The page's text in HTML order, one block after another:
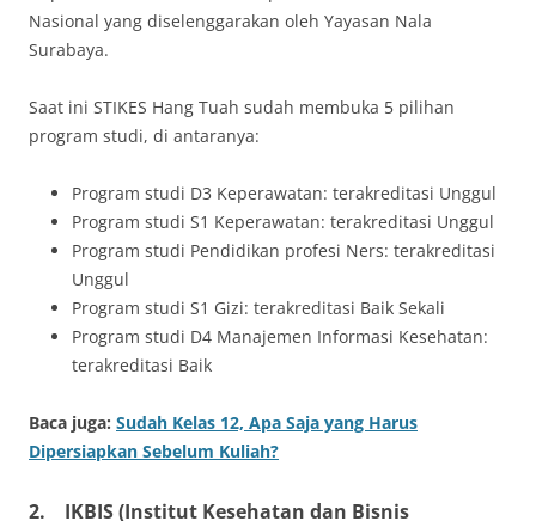
Nasional yang diselenggarakan oleh Yayasan Nala
Surabaya.
Saat ini STIKES Hang Tuah sudah membuka 5 pilihan
program studi, di antaranya:
Program studi D3 Keperawatan: terakreditasi Unggul
Program studi S1 Keperawatan: terakreditasi Unggul
Program studi Pendidikan profesi Ners: terakreditasi
Unggul
Program studi S1 Gizi: terakreditasi Baik Sekali
Program studi D4 Manajemen Informasi Kesehatan:
terakreditasi Baik
Baca juga: Sudah Kelas 12, Apa Saja yang Harus
Dipersiapkan Sebelum Kuliah?
2. IKBIS (Institut Kesehatan dan Bisnis